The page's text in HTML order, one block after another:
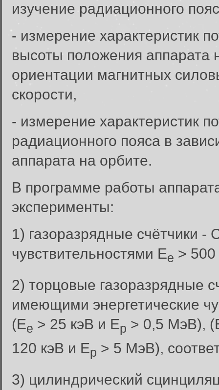
изучение радиационного
- измерение характеристик
высоты положения аппарата
ориентации магнитных
скорости,
- измерение характеристик
радиационного пояса в
аппарата на орбите.
В программе работы
эксперименты:
1) газоразрядные счётчики -
чувствительностями Ее >
2) торцовые газоразрядные
имеющими энергетические
(Ее > 25 кэВ и Ер > 0,5 МэВ),
120 кэВ и Ер > 5 МэВ),
3) цилиндрический